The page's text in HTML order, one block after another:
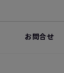
お問合せ